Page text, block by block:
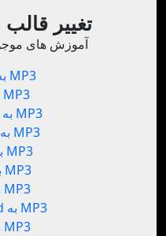
تغییر
آموزش های موجود
Youtube به MP3
Tiktok به MP3
Instagram به MP3
Facebook به MP3
Twitter به MP3
Twitch به MP3
Vimeo به MP3
Soundcloud به MP3
Reddit به MP3